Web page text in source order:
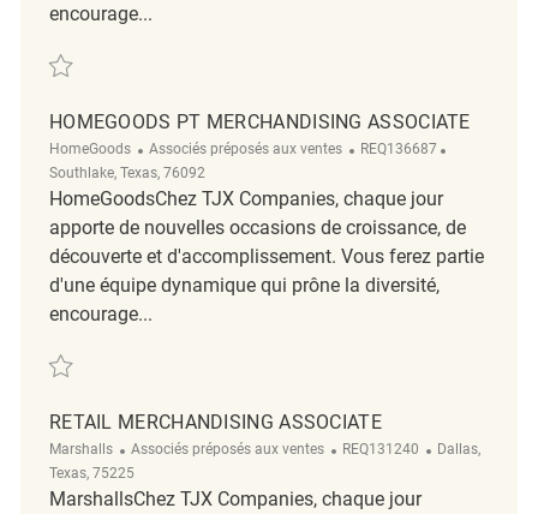
encourage...
Sauvegarder RETAIL MERCHANDISE ASSOCIATE- HOMEGOODS
HOMEGOODS PT MERCHANDISING ASSOCIATE
HomeGoods Catégorie
Associés préposés aux ventes ReqId
REQ136687
Southlake, Texas, 76092
HomeGoodsChez TJX Companies, chaque jour
apporte de nouvelles occasions de croissance, de
découverte et d'accomplissement. Vous ferez partie
d'une équipe dynamique qui prône la diversité,
encourage...
Sauvegarder HomeGoods PT Merchandising Associate REQ136687
RETAIL MERCHANDISING ASSOCIATE
Marshalls Catégorie
Associés préposés aux ventes ReqId
REQ131240 Emplacement
Dallas,
Texas, 75225
MarshallsChez TJX Companies, chaque jour